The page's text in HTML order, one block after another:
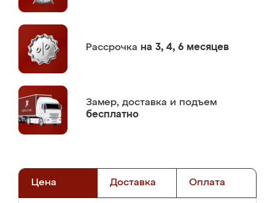
Рассрочка на 3, 4, 6 месяцев
Замер, доставка и подъем
бесплатно
Цена Доставка Оплата